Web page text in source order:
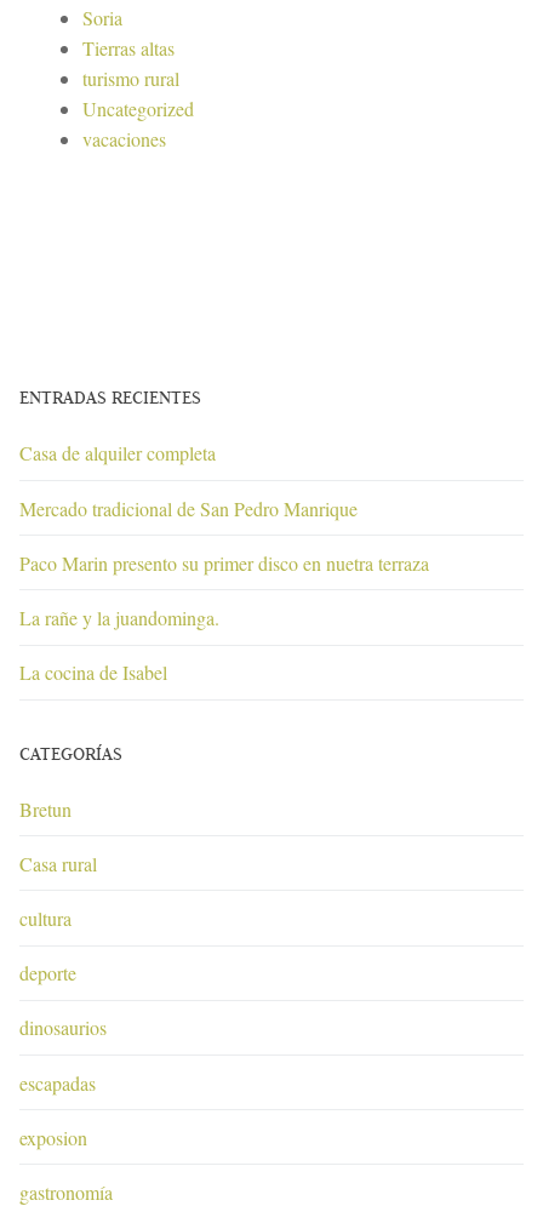
Soria
Tierras altas
turismo rural
Uncategorized
vacaciones
ENTRADAS RECIENTES
Casa de alquiler completa
Mercado tradicional de San Pedro Manrique
Paco Marin presento su primer disco en nuetra terraza
La rañe y la juandominga.
La cocina de Isabel
CATEGORÍAS
Bretun
Casa rural
cultura
deporte
dinosaurios
escapadas
exposion
gastronomía